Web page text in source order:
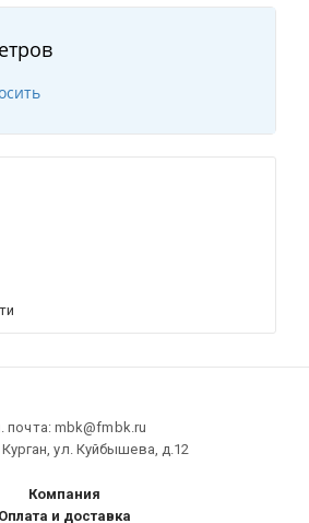
почта: mbk@fmbk.ru
ул. Куйбышева, д.12
Компания
Оплата и доставка